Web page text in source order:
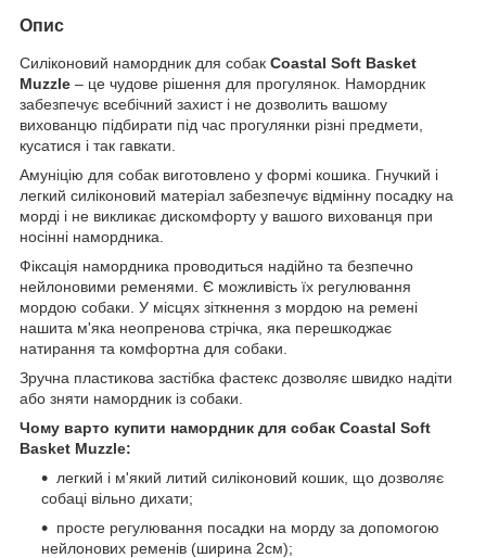
Опис
Силіконовий намордник для собак Coastal Soft Basket
Muzzle – це чудове рішення для прогулянок. Намордник
забезпечує всебічний захист і не дозволить вашому
вихованцю підбирати під час прогулянки різні предмети,
кусатися і так гавкати.
Амуніцію для собак виготовлено у формі кошика. Гнучкий і
легкий силіконовий матеріал забезпечує відмінну посадку на
морді і не викликає дискомфорту у вашого вихованця при
носінні намордника.
Фіксація намордника проводиться надійно та безпечно
нейлоновими ременями. Є можливість їх регулювання
мордою собаки. У місцях зіткнення з мордою на ремені
нашита м'яка неопренова стрічка, яка перешкоджає
натирання та комфортна для собаки.
Зручна пластикова застібка фастекс дозволяє швидко надіти
або зняти намордник із собаки.
Чому варто купити намордник для собак Coastal Soft
Basket Muzzle:
легкий і м'який литий силіконовий кошик, що дозволяє
собаці вільно дихати;
просте регулювання посадки на морду за допомогою
нейлонових ременів (ширина 2см);